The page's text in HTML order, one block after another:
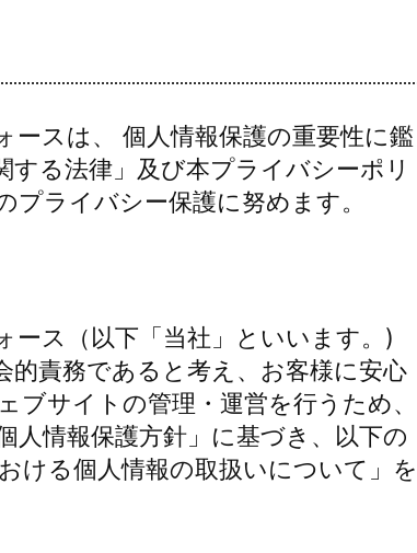
ースは、 個人情報保護の重要性に鑑
する法律」及び本プライバシーポリ
プライバシー保護に努めます。
ース（以下「当社」といいます。)
的責務であると考え、お客様に安心
ブサイトの管理・運営を行うため、
人情報保護方針」に基づき、以下の
ける個人情報の取扱いについて」を